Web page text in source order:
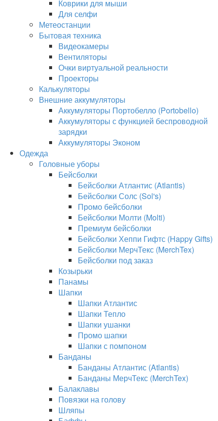
Коврики для мыши
Для селфи
Метеостанции
Бытовая техника
Видеокамеры
Вентиляторы
Очки виртуальной реальности
Проекторы
Калькуляторы
Внешние аккумуляторы
Аккумуляторы Портобелло (Portobello)
Аккумуляторы с функцией беспроводной
зарядки
Аккумуляторы Эконом
Одежда
Головные уборы
Бейсболки
Бейсболки Атлантис (Atlantis)
Бейсболки Солс (Sol's)
Промо бейсболки
Бейсболки Молти (Molti)
Премиум бейсболки
Бейсболки Хеппи Гифтс (Happy Gifts)
Бейсболки МерчТекс (MerchTex)
Бейсболки под заказ
Козырьки
Панамы
Шапки
Шапки Атлантис
Шапки Тепло
Шапки ушанки
Промо шапки
Шапки с помпоном
Банданы
Банданы Атлантис (Atlantis)
Банданы МерчТекс (MerchTex)
Балаклавы
Повязки на голову
Шляпы